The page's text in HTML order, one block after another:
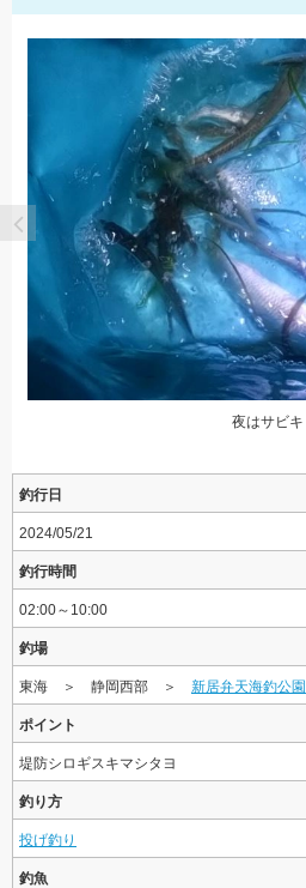
夜はサビキ
釣行日
2024/05/21
釣行時間
02:00～10:00
釣場
東海 ＞ 静岡西部 ＞ 新居弁天海釣公園
ポイント
堤防シロギスキマシタヨ
釣り方
投げ釣り
釣魚